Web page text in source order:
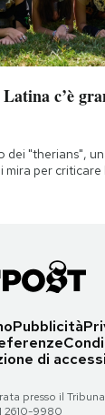
c’è
dei "therians",
per criticare
Pubblicità
di
presso il
2610-9980